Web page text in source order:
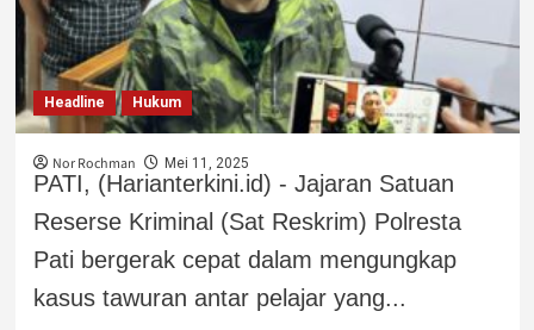
Headline Hukum
Nor Rochman Mei 11, 2025
PATI, (Harianterkini.id) - Jajaran Satuan
Reserse Kriminal (Sat Reskrim) Polresta
Pati bergerak cepat dalam mengungkap
kasus tawuran antar pelajar yang...